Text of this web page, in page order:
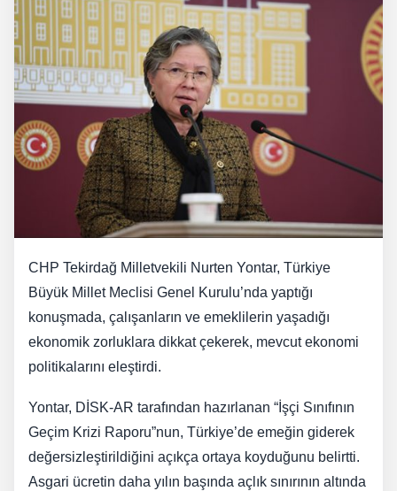
CHP Tekirdağ Milletvekili Nurten Yontar, Türkiye
Büyük Millet Meclisi Genel Kurulu’nda yaptığı
konuşmada, çalışanların ve emeklilerin yaşadığı
ekonomik zorluklara dikkat çekerek, mevcut ekonomi
politikalarını eleştirdi.
Yontar, DİSK-AR tarafından hazırlanan “İşçi Sınıfının
Geçim Krizi Raporu”nun, Türkiye’de emeğin giderek
değersizleştirildiğini açıkça ortaya koyduğunu belirtti.
Asgari ücretin daha yılın başında açlık sınırının altında